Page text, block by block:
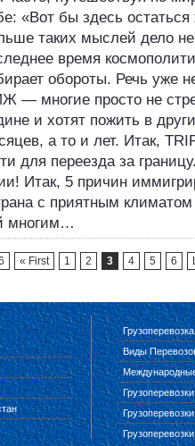
«Вот бы здесь
таких мыслей дело не
время
обороты. Речь уже
— многие просто не
и хотят пожить в
а то и лет. Итак,
для переезда за
Итак, 5 причин
с приятным
многим…
« First 1 2 3 4 5 6
Виды